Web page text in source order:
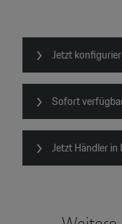
Jetzt
Sofort
Jetzt Händler